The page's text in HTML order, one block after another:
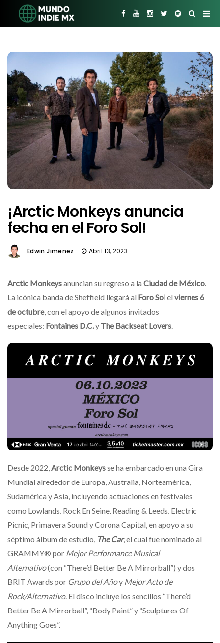
¡Arctic Monkeys anuncia
fecha en el Foro Sol!
Edwin Jimenez Abril 13, 2023
Arctic Monkeysanuncian su regreso a la Ciudad de México.
La icónica banda de Sheffield llegará al Foro Solel viernes 6
de octubre, con el apoyo de algunos invitados
especiales: Fontaines D.C.y The Backseat Lovers.
Desde 2022,Arctic Monkeysse ha embarcado en una Gira
Mundial alrededor de Europa, Australia, Norteamérica,
Sudamérica y Asia, incluyendo actuaciones en festivales
como Lowlands, Rock En Seine, Reading & Leeds, Electric
Picnic, Primavera Sound y Corona Capital, en apoyo a su
séptimo álbum de estudio, The Car, el cual fue nominado al
GRAMMY® por Mejor Performance Musical
Alternativo(con “There’d Better Be A Mirrorball”) y dos
BRIT Awards por Grupo del Añoy Mejor Acto de
Rock/Alternativo. El disco incluye los sencillos “There’d
Better Be A Mirrorball”, “Body Paint” y “Sculptures Of
Anything Goes”.